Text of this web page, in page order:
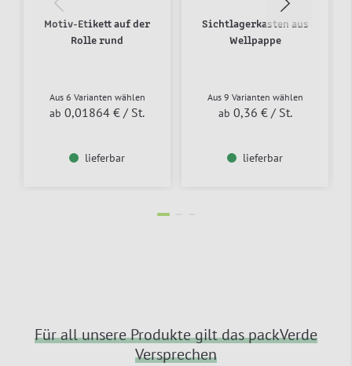
Motiv-Etikett auf der
Rolle rund
Aus 6 Varianten wählen
ab 0,01864 € / St.
lieferbar
Sichtlagerkasten aus
Wellpappe
Aus 9 Varianten wählen
ab 0,36 € / St.
lieferbar
Für all unsere Produkte gilt das packVerde
Versprechen